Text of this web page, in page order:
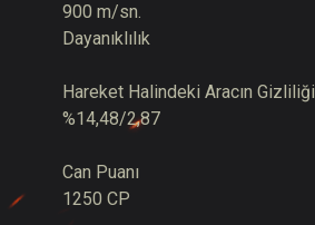
900 m/sn.
Dayanıklılık
Hareket Halindeki Aracın Gizliliği
%14,48/2,87
Can Puanı
1250 CP